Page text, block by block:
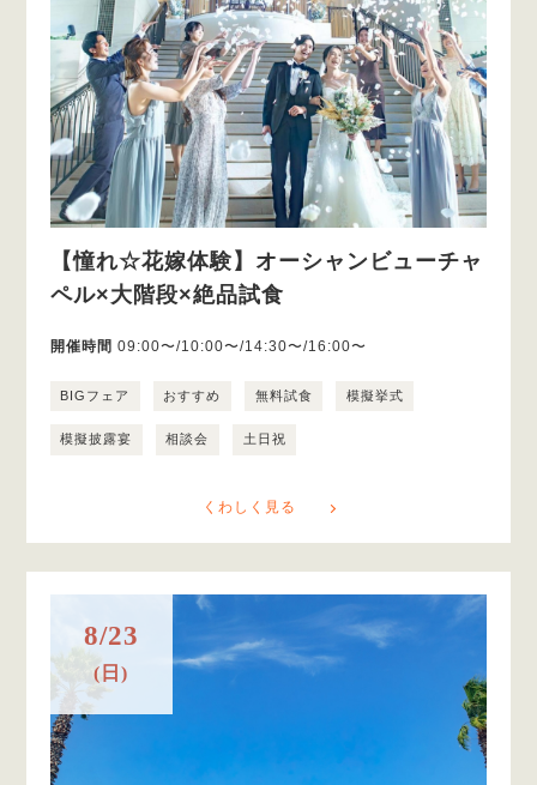
【憧れ☆花嫁体験】オーシャンビューチャ
ペル×大階段×絶品試食
開催時間 09:00〜/10:00〜/14:30〜/16:00〜
BIGフェア おすすめ 無料試食 模擬挙式
模擬披露宴 相談会 土日祝
くわしく見る
8/23
(日)